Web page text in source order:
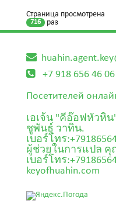
Страница просмотрена
716 раз
+7 918 656 46
Посетителей
เอเจ้น "คีอ๊อฟหัวหิน
ชูพันธุ์ วาทิน.
เบอร์โทร
ผู้ช่วยในการแปล
เบอร์โทร
keyofhuahin.com